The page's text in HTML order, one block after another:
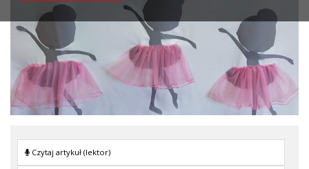
Czytaj artykuł (lektor)